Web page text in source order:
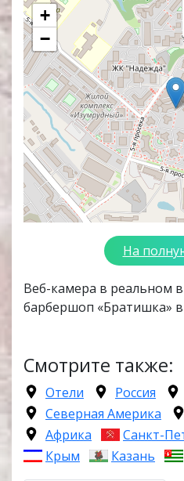
+
−
На
Веб-камера в реальном
барбершоп «Братишка»
Смотрите также:
Отели Россия
Северная Америка
Африка
Санкт-
Крым
Казань